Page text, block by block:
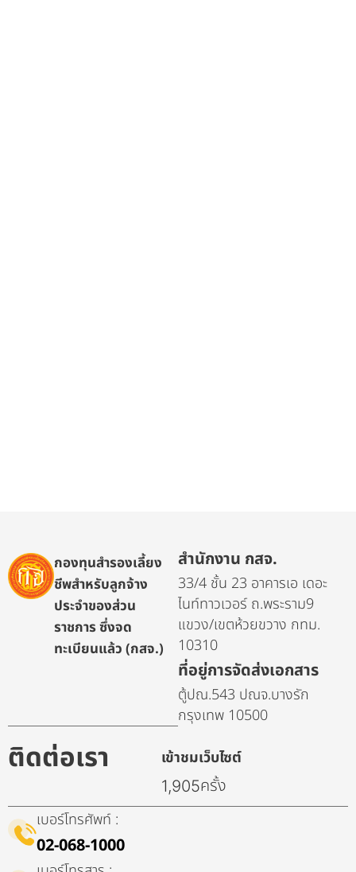
กองทุนสำรองเลี้ยง
ชีพสำหรับลูกจ้าง
ประจำของส่วน
ราชการ ซึ่งจด
ทะเบียนแล้ว (กสจ.)
สำนักงาน กสจ.
33/4 ชั้น 23 อาคารเอ เดอะ
ไนท์ทาวเวอร์ ถ.พระราม9
แขวง/เขตห้วยขวาง กทม.
10310
ที่อยู่การจัดส่งเอกสาร
ตู้ปณ.543 ปณจ.บางรัก
กรุงเทพ 10500
ติดต่อเรา เข้าชมเว็บไซต์
1,905ครั้ง
เบอร์โทรศัพท์ :
02-068-1000